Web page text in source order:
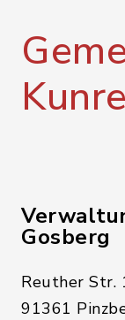
Gosberg
Reuther Str.
91361